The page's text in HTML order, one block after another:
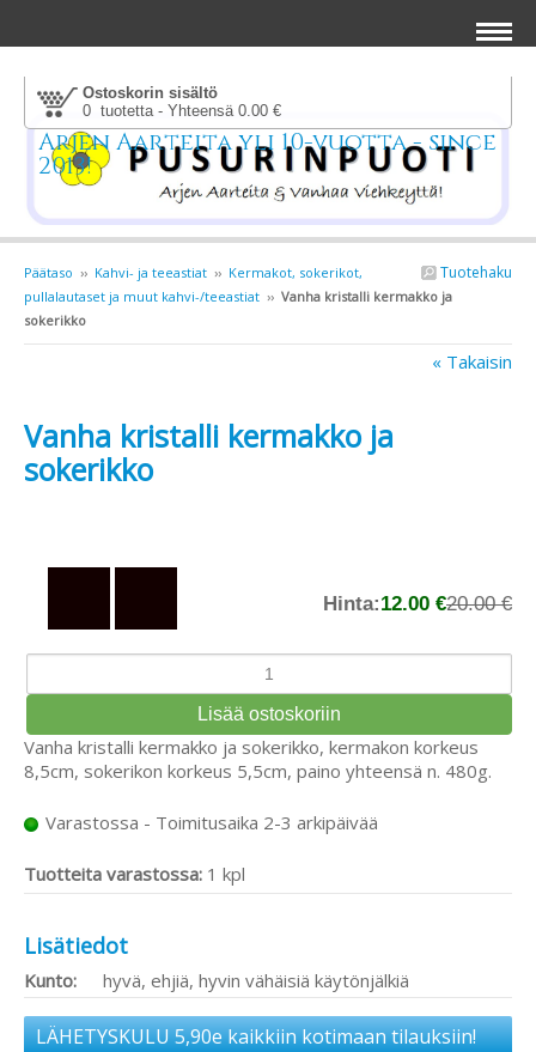
Ostoskorin sisältö
0 tuotetta - Yhteensä 0.00 €
Arjen Aarteita yli 10-vuotta - since
2013!
Tuotehaku
Päätaso ›› Kahvi- ja teeastiat ›› Kermakot, sokerikot,
pullalautaset ja muut kahvi-/teeastiat ›› Vanha kristalli kermakko ja
sokerikko
« Takaisin
Vanha kristalli kermakko ja
sokerikko
Hinta:12.00 €20.00 €
Vanha kristalli kermakko ja sokerikko, kermakon korkeus
8,5cm, sokerikon korkeus 5,5cm, paino yhteensä n. 480g.
Varastossa - Toimitusaika 2-3 arkipäivää
Tuotteita varastossa: 1 kpl
Lisätiedot
Kunto: hyvä, ehjiä, hyvin vähäisiä käytönjälkiä
LÄHETYSKULU 5,90e kaikkiin kotimaan tilauksiin!